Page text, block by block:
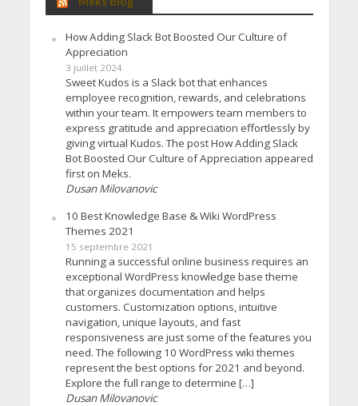
How Adding Slack Bot Boosted Our Culture of
Appreciation
3 juillet 2024
Sweet Kudos is a Slack bot that enhances
employee recognition, rewards, and celebrations
within your team. It empowers team members to
express gratitude and appreciation effortlessly by
giving virtual Kudos. The post How Adding Slack
Bot Boosted Our Culture of Appreciation appeared
first on Meks.
Dusan Milovanovic
10 Best Knowledge Base & Wiki WordPress
Themes 2021
15 septembre 2021
Running a successful online business requires an
exceptional WordPress knowledge base theme
that organizes documentation and helps
customers. Customization options, intuitive
navigation, unique layouts, and fast
responsiveness are just some of the features you
need. The following 10 WordPress wiki themes
represent the best options for 2021 and beyond.
Explore the full range to determine […]
Dusan Milovanovic